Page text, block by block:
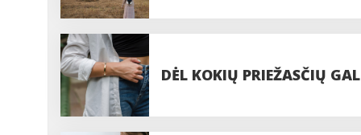
DĖL KOKIŲ PRIEŽASČIŲ